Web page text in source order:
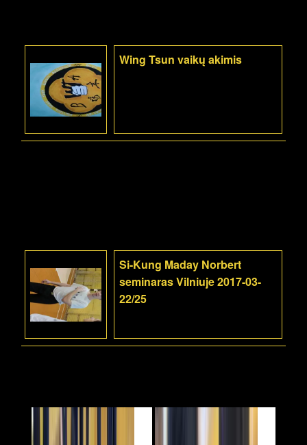
Wing Tsun vaikų akimis
Si-Kung Maday Norbert
seminaras Vilniuje 2017-03-
22/25